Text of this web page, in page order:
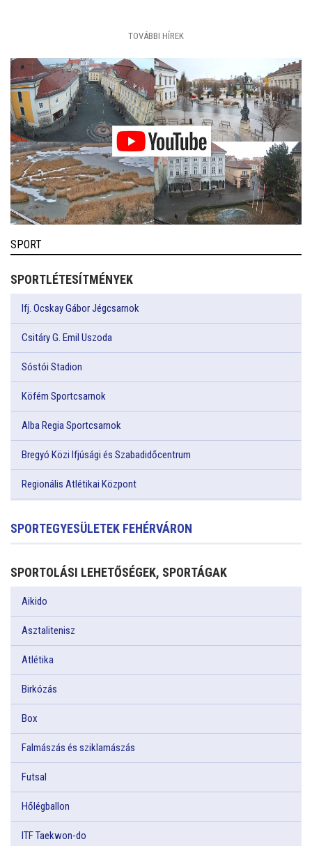
TOVÁBBI HÍREK
SPORT
SPORTLÉTESÍTMÉNYEK
Ifj. Ocskay Gábor Jégcsarnok
Csitáry G. Emil Uszoda
Sóstói Stadion
Köfém Sportcsarnok
Alba Regia Sportcsarnok
Bregyó Közi Ifjúsági és Szabadidőcentrum
Regionális Atlétikai Központ
SPORTEGYESÜLETEK FEHÉRVÁRON
SPORTOLÁSI LEHETŐSÉGEK, SPORTÁGAK
Aikido
Asztalitenisz
Atlétika
Birkózás
Box
Falmászás és sziklamászás
Futsal
Hőlégballon
ITF Taekwon-do